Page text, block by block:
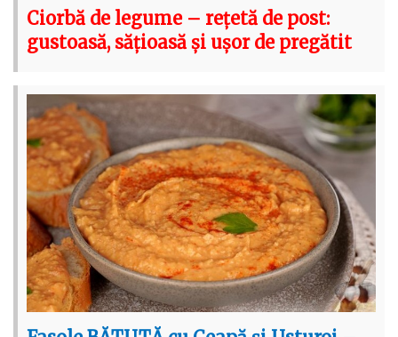
Ciorbă de legume – rețetă de post:
gustoasă, sățioasă și ușor de pregătit